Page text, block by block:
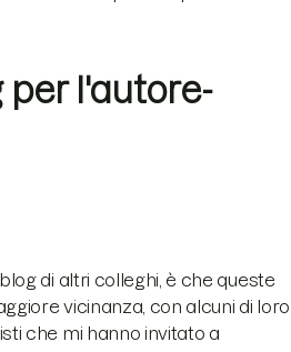
per l'autore-
di altri colleghi, è che queste
vicinanza, con alcuni di loro
che mi hanno invitato a